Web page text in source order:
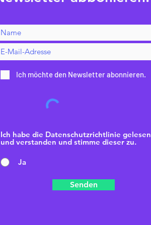
Ich möchte den Newsletter abonnieren.
Ich habe die Datenschutzrichtlinie gelesen
und verstanden und stimme dieser zu.
Ja
Senden